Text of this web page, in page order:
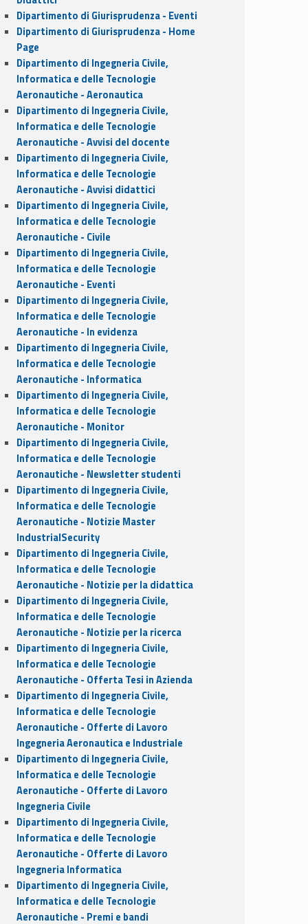
Dipartimento di Giurisprudenza - Eventi
Dipartimento di Giurisprudenza - Home
Page
Dipartimento di Ingegneria Civile,
Informatica e delle Tecnologie
Aeronautiche - Aeronautica
Dipartimento di Ingegneria Civile,
Informatica e delle Tecnologie
Aeronautiche - Avvisi del docente
Dipartimento di Ingegneria Civile,
Informatica e delle Tecnologie
Aeronautiche - Avvisi didattici
Dipartimento di Ingegneria Civile,
Informatica e delle Tecnologie
Aeronautiche - Civile
Dipartimento di Ingegneria Civile,
Informatica e delle Tecnologie
Aeronautiche - Eventi
Dipartimento di Ingegneria Civile,
Informatica e delle Tecnologie
Aeronautiche - In evidenza
Dipartimento di Ingegneria Civile,
Informatica e delle Tecnologie
Aeronautiche - Informatica
Dipartimento di Ingegneria Civile,
Informatica e delle Tecnologie
Aeronautiche - Monitor
Dipartimento di Ingegneria Civile,
Informatica e delle Tecnologie
Aeronautiche - Newsletter studenti
Dipartimento di Ingegneria Civile,
Informatica e delle Tecnologie
Aeronautiche - Notizie Master
IndustrialSecurity
Dipartimento di Ingegneria Civile,
Informatica e delle Tecnologie
Aeronautiche - Notizie per la didattica
Dipartimento di Ingegneria Civile,
Informatica e delle Tecnologie
Aeronautiche - Notizie per la ricerca
Dipartimento di Ingegneria Civile,
Informatica e delle Tecnologie
Aeronautiche - Offerta Tesi in Azienda
Dipartimento di Ingegneria Civile,
Informatica e delle Tecnologie
Aeronautiche - Offerte di Lavoro
Ingegneria Aeronautica e Industriale
Dipartimento di Ingegneria Civile,
Informatica e delle Tecnologie
Aeronautiche - Offerte di Lavoro
Ingegneria Civile
Dipartimento di Ingegneria Civile,
Informatica e delle Tecnologie
Aeronautiche - Offerte di Lavoro
Ingegneria Informatica
Dipartimento di Ingegneria Civile,
Informatica e delle Tecnologie
Aeronautiche - Premi e bandi